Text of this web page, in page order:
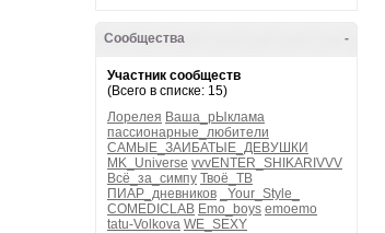
-
Сообщества
Участник сообществ
(Всего в списке: 15)
Лорелея Ваша_рЫклама
пассионарные_любители
САМЫЕ_ЗАИБАТЫЕ_ДЕВУШКИ
MK_Universe vvvENTER_SHIKARIVVV
Всё_за_симпу Твоё_ТВ
ПИАР_дневников
_Your_Style_
COMEDICLAB Emo_boys emoemo
tatu-Volkova WE_SEXY